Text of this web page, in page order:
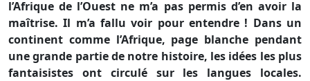
l’Afrique de l’Ouest ne m’a pas permis d’en avoir la
maîtrise. Il m’a fallu voir pour entendre ! Dans un
continent comme l’Afrique, page blanche pendant
une grande partie de notre histoire, les idées les plus
fantaisistes ont circulé sur les langues locales.